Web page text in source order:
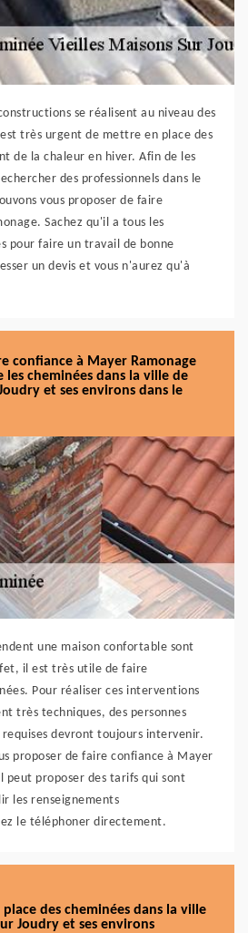
se réalisent au niveau des
très urgent de mettre en place des
de la chaleur en hiver. Afin de les
des professionnels dans le
vous proposer de faire
Sachez qu'il a tous les
pour faire un travail de bonne
un devis et vous n'aurez qu'à
confiance à Mayer Ramonage
cheminées dans la ville de
et ses environs dans le
une maison confortable sont
il est très utile de faire
Pour réaliser ces interventions
très techniques, des personnes
devront toujours intervenir.
proposer de faire confiance à Mayer
peut proposer des tarifs qui sont
les renseignements
le téléphoner directement.
des cheminées dans la ville
Joudry et ses environs